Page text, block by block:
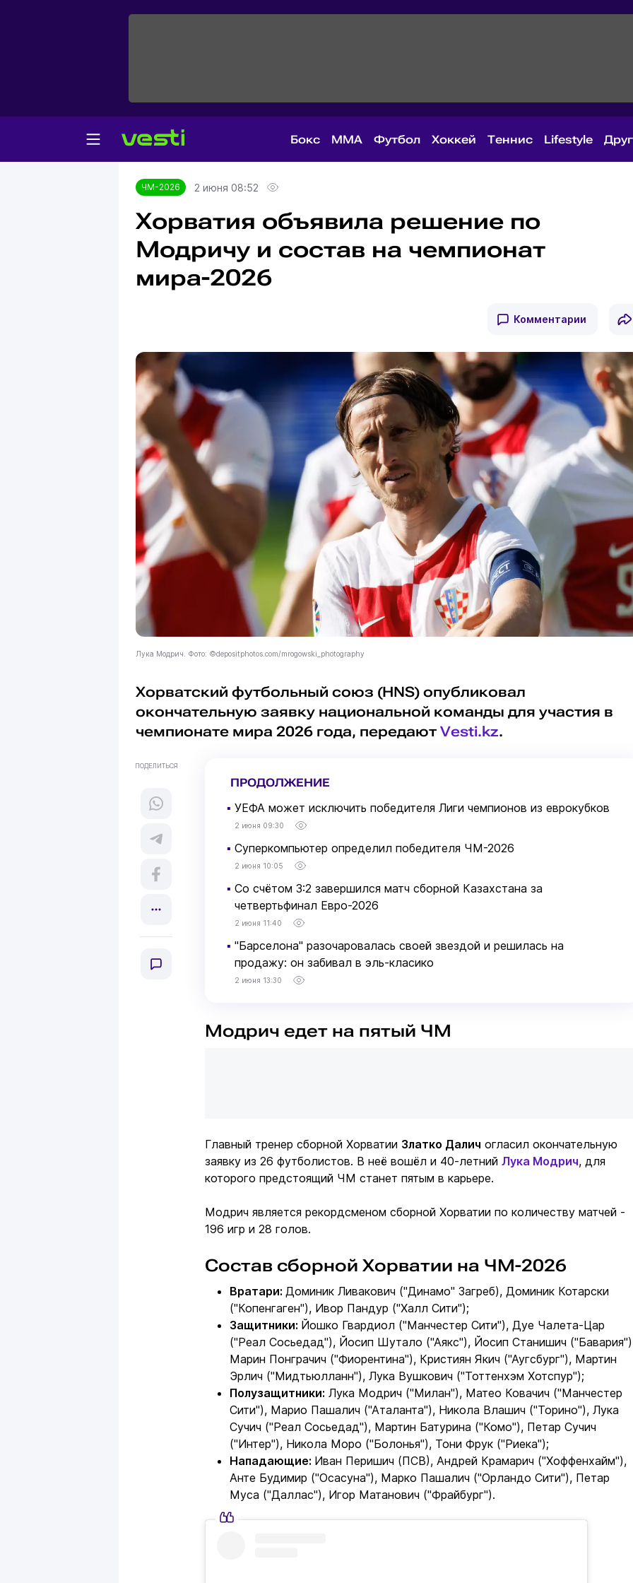
Бокс MMA Футбол Хоккей Теннис Lifestyle
Главная
ЧМ-2026
ЧМ-2026 2 июня 08:52
Хорватия объявила решение по
Модричу и состав на чемпионат
мира-2026
Комментарии
Лука Модрич. Фото: ©depositphotos.com/mrogowski_photography
Хорватский футбольный союз (HNS) опубликовал
окончательную заявку национальной команды для участия в
чемпионате мира 2026 года, передают Vesti.kz.
ПОДЕЛИТЬСЯ
ПРОДОЛЖЕНИЕ
▪ УЕФА может исключить победителя Лиги чемпионов из еврокубков
2 июня 09:30
▪ Суперкомпьютер определил победителя ЧМ-2026
2 июня 10:05
▪ Со счётом 3:2 завершился матч сборной Казахстана за
четвертьфинал Евро-2026
2 июня 11:40
▪ "Барселона" разочаровалась своей звездой и решилась на
продажу: он забивал в эль-класико
2 июня 13:30
Модрич едет на пятый ЧМ
Главный тренер сборной Хорватии Златко Далич огласил окончательную
заявку из 26 футболистов. В неё вошёл и 40-летний Лука Модрич, для
которого предстоящий ЧМ станет пятым в карьере.
Модрич является рекордсменом сборной Хорватии по количеству матчей -
196 игр и 28 голов.
Состав сборной Хорватии на ЧМ-2026
Вратари: Доминик Ливакович ("Динамо" Загреб), Доминик Котарски
("Копенгаген"), Ивор Пандур ("Халл Сити");
Защитники: Йошко Гвардиол ("Манчестер Сити"), Дуе Чалета-Цар
("Реал Сосьедад"), Йосип Шутало ("Аякс"), Йосип Станишич
Марин Понграчич ("Фиорентина"), Кристиян Якич ("Аугсбург"), Мартин
Эрлич ("Мидтьюлланн"), Лука Вушкович ("Тоттенхэм Хотспур");
Полузащитники: Лука Модрич ("Милан"), Матео Ковачич ("Манчестер
Сити"), Марио Пашалич ("Аталанта"), Никола Влашич ("Торино"), Лука
Сучич ("Реал Сосьедад"), Мартин Батурина ("Комо"), Петар Сучич
("Интер"), Никола Моро ("Болонья"), Тони Фрук ("Риека");
Нападающие: Иван Перишич (ПСВ), Андрей Крамарич ("Хоффенхайм"),
Анте Будимир ("Осасуна"), Марко Пашалич ("Орландо Сити"), Петар
Муса ("Даллас"), Игор Матанович ("Фрайбург").